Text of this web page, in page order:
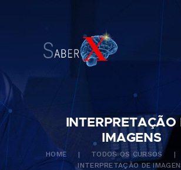
INTERPRETAÇÃO
IMAGENS
HOME TODOS OS CURSOS
INTERPRETAÇÃO DE
QUEM SOMOS
CURSOS
NOTÍCIAS